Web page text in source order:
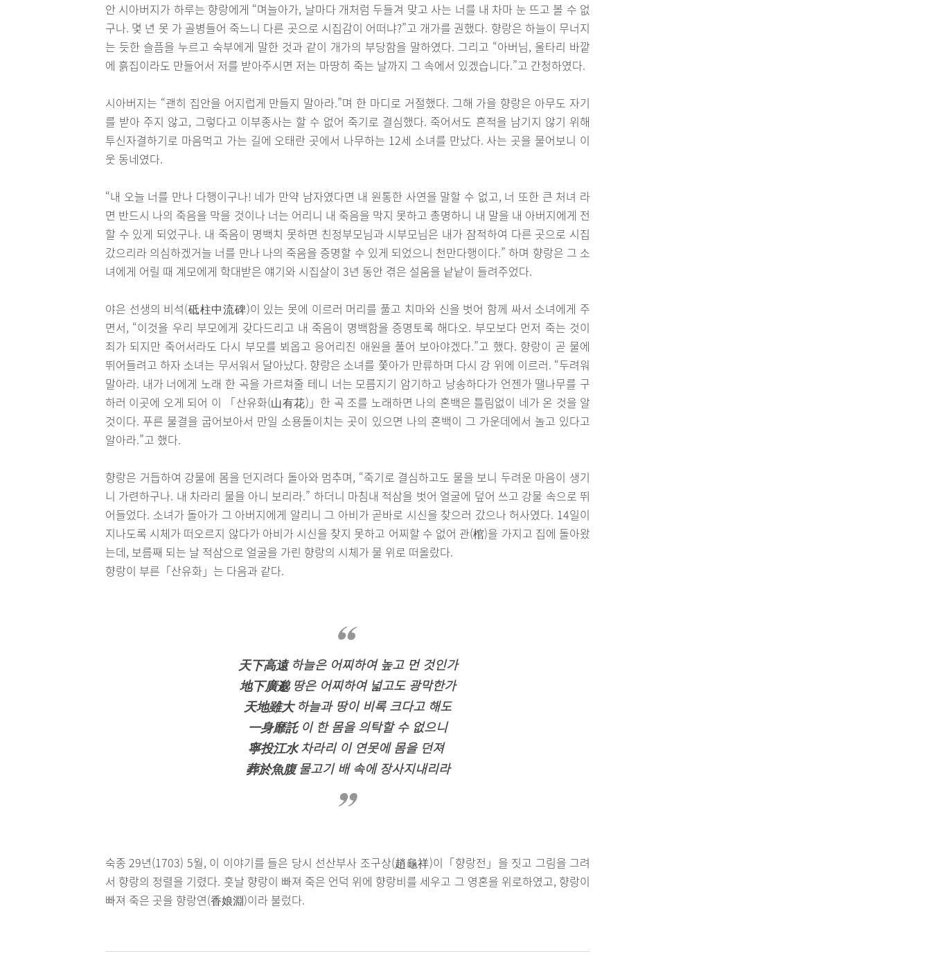
안 시아버지가 하루는 향랑에게 “며늘아가, 날마다 개처럼 두들겨 맞고 사는 너를 내 차마 눈 뜨고 볼 수 없
구나. 몇 년 못 가 골병들어 죽느니 다른 곳으로 시집감이 어떠냐?”고 개가를 권했다. 향랑은 하늘이 무너지
는 듯한 슬픔을 누르고 숙부에게 말한 것과 같이 개가의 부당함을 말하였다. 그리고 “아버님, 울타리 바깥
에 흙집이라도 만들어서 저를 받아주시면 저는 마땅히 죽는 날까지 그 속에서 있겠습니다.”고 간청하였다.
시아버지는 “괜히 집안을 어지럽게 만들지 말아라.”며 한 마디로 거절했다. 그해 가을 향랑은 아무도 자기
를 받아 주지 않고, 그렇다고 이부종사는 할 수 없어 죽기로 결심했다. 죽어서도 흔적을 남기지 않기 위해
투신자결하기로 마음먹고 가는 길에 오태란 곳에서 나무하는 12세 소녀를 만났다. 사는 곳을 물어보니 이
웃 동네였다.
“내 오늘 너를 만나 다행이구나! 네가 만약 남자였다면 내 원통한 사연을 말할 수 없고, 너 또한 큰 처녀 라
면 반드시 나의 죽음을 막을 것이나 너는 어리니 내 죽음을 막지 못하고 총명하니 내 말을 내 아버지에게 전
할 수 있게 되었구나. 내 죽음이 명백치 못하면 친정부모님과 시부모님은 내가 잠적하여 다른 곳으로 시집
갔으리라 의심하겠거늘 너를 만나 나의 죽음을 증명할 수 있게 되었으니 천만다행이다.” 하며 향랑은 그 소
녀에게 어릴 때 계모에게 학대받은 얘기와 시집살이 3년 동안 겪은 설움을 낱낱이 들려주었다.
야은 선생의 비석(砥柱中流碑)이 있는 못에 이르러 머리를 풀고 치마와 신을 벗어 함께 싸서 소녀에게 주
면서, “이것을 우리 부모에게 갖다드리고 내 죽음이 명백함을 증명토록 해다오. 부모보다 먼저 죽는 것이
죄가 되지만 죽어서라도 다시 부모를 뵈옵고 응어리진 애원을 풀어 보아야겠다.”고 했다. 향랑이 곧 물에
뛰어들려고 하자 소녀는 무서워서 달아났다. 향랑은 소녀를 쫓아가 만류하며 다시 강 위에 이르러. “두려워
말아라. 내가 너에게 노래 한 곡을 가르쳐줄 테니 너는 모름지기 암기하고 낭송하다가 언젠가 땔나무를 구
하러 이곳에 오게 되어 이 「산유화(山有花)」한 곡 조를 노래하면 나의 혼백은 틀림없이 네가 온 것을 알
것이다. 푸른 물결을 굽어보아서 만일 소용돌이치는 곳이 있으면 나의 혼백이 그 가운데에서 놀고 있다고
알아라.”고 했다.
향랑은 거듭하여 강물에 몸을 던지려다 돌아와 멈추며, “죽기로 결심하고도 물을 보니 두려운 마음이 생기
니 가련하구나. 내 차라리 물을 아니 보리라.” 하더니 마침내 적삼을 벗어 얼굴에 덮어 쓰고 강물 속으로 뛰
어들었다. 소녀가 돌아가 그 아버지에게 알리니 그 아비가 곧바로 시신을 찾으러 갔으나 허사였다. 14일이
지나도록 시체가 떠오르지 않다가 아비가 시신을 찾지 못하고 어찌할 수 없어 관(棺)을 가지고 집에 돌아왔
는데, 보름째 되는 날 적삼으로 얼굴을 가린 향랑의 시체가 물 위로 떠올랐다.
향랑이 부른「산유화」는 다음과 같다.
天下高遠 하늘은 어찌하여 높고 먼 것인가
地下廣邈 땅은 어찌하여 넓고도 광막한가
天地雖大 하늘과 땅이 비록 크다고 해도
一身靡託 이 한 몸을 의탁할 수 없으니
寧投江水 차라리 이 연못에 몸을 던져
葬於魚腹 물고기 배 속에 장사지내리라
숙종 29년(1703) 5월, 이 이야기를 들은 당시 선산부사 조구상(趙龜祥)이「향랑전」을 짓고 그림을 그려
서 향랑의 정렬을 기렸다. 훗날 향랑이 빠져 죽은 언덕 위에 향랑비를 세우고 그 영혼을 위로하였고, 향랑이
빠져 죽은 곳을 향랑연(香娘淵)이라 불렀다.